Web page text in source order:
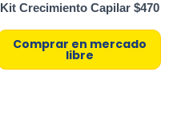
Kit Crecimiento Capilar $470
Comprar en mercado
libre